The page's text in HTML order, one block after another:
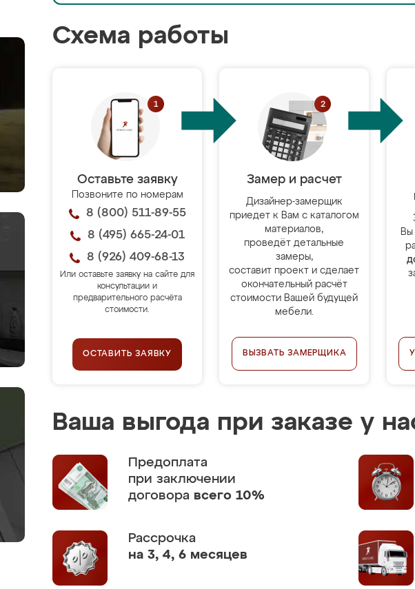
Схема работы
Оставьте заявку
Позвоните по номерам
8 (800) 511-89-55
8 (495) 665-24-01
8 (926) 409-68-13
Или оставьте заявку на сайте для
консультации и
предварительного расчёта
стоимости.
ОСТАВИТЬ ЗАЯВКУ
Замер и расчет
Дизайнер-замерщик
приедет к Вам с каталогом
материалов,
проведёт детальные
замеры,
составит проект и сделает
окончательный расчёт
стоимости Вашей будущей
мебели.
ВЫЗВАТЬ ЗАМЕРЩИКА
Вы
Ваша выгода при заказе у
Предоплата
при заключении
договора всего 10%
Рассрочка
на 3, 4, 6 месяцев